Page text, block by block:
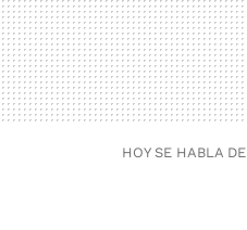
HOY SE HABLA DE